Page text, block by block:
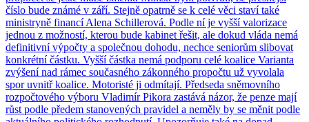
číslo bude známé v září. Stejně opatrně se k celé věci staví také
ministryně financí Alena Schillerová. Podle ní je vyšší valorizace
jednou z možností, kterou bude kabinet řešit, ale dokud vláda nemá
definitivní výpočty a společnou dohodu, nechce seniorům slibovat
konkrétní částku. Vyšší částka nemá podporu celé koalice Varianta
zvýšení nad rámec současného zákonného propočtu už vyvolala
spor uvnitř koalice. Motoristé ji odmítají. Předseda sněmovního
rozpočtového výboru Vladimír Pikora zastává názor, že penze mají
růst podle předem stanovených pravidel a neměly by se měnit podle